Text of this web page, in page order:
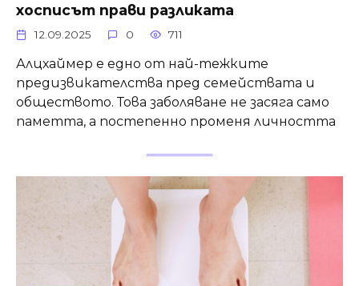
хосписът прави разликата
12.09.2025 0 711
Алцхаймер е едно от най-тежките
предизвикателства пред семействата и
обществото. Това заболяване не засяга само
паметта, а постепенно променя личността